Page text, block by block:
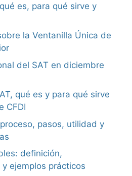
es, para qué sirve y
la Ventanilla Única de
del SAT en diciembre
qué es y para qué sirve
CFDI
pasos, utilidad y
definición,
ejemplos prácticos